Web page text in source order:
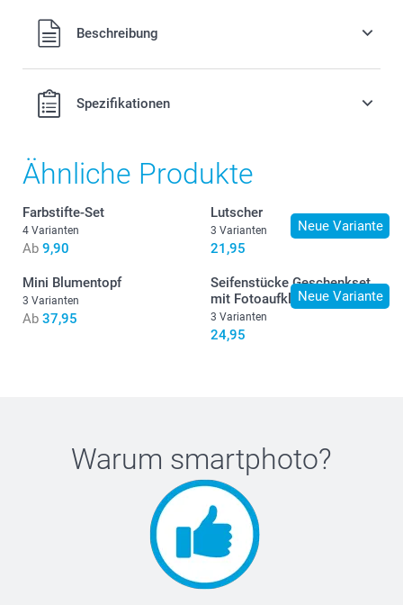
Alle Preise verstehen sich in EURO (€) inkl. MwSt. und zzgl.
Versandkosten.Beschreibung
Spezifikationen
Ähnliche Produkte
Farbstifte-Set
4 Varianten
Ab 9,90
Neue Variante
Lutscher
3 Varianten
21,95
Mini Blumentopf
3 Varianten
Ab 37,95
Neue Variante
Seifenstücke Geschenkset
mit Fotoaufklebern
3 Varianten
24,95
Warum smartphoto?